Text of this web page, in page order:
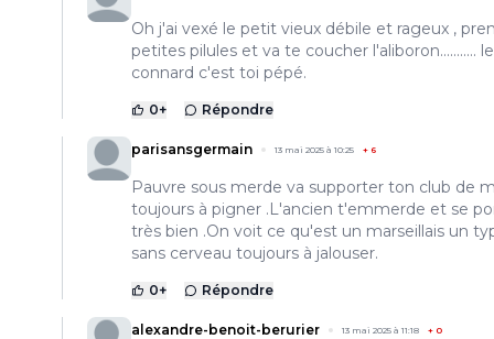
Oh j'ai vexé le petit vieux débile et rageux ,
petites pilules et va te coucher l'aliboron........... le
connard c'est toi pépé.
0+ Répondre
parisansgermain 13 mai 2025 à 10:25 + 6
Pauvre sous merde va supporter ton club de
toujours à pigner .L'ancien t'emmerde et se
très bien .On voit ce qu'est un marseillais un
sans cerveau toujours à jalouser.
0+ Répondre
alexandre-benoit-berurier 13 mai 2025 à 11:18 + 0